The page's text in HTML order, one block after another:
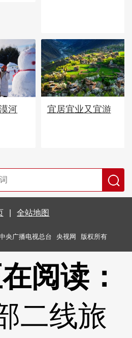
河 宜居宜业又宜游
全站地图
央广播电视总台 央视网 版权所有
阅读：
二线旅